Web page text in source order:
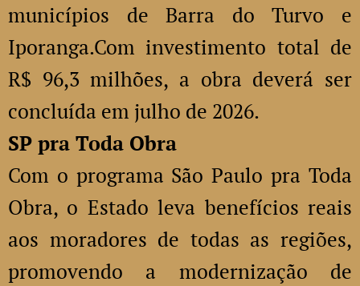
municípios de Barra do Turvo e
Iporanga.Com investimento total de
R$ 96,3 milhões, a obra deverá ser
concluída em julho de 2026.
SP pra Toda Obra
Com o programa São Paulo pra Toda
Obra, o Estado leva benefícios reais
aos moradores de todas as regiões,
promovendo a modernização de